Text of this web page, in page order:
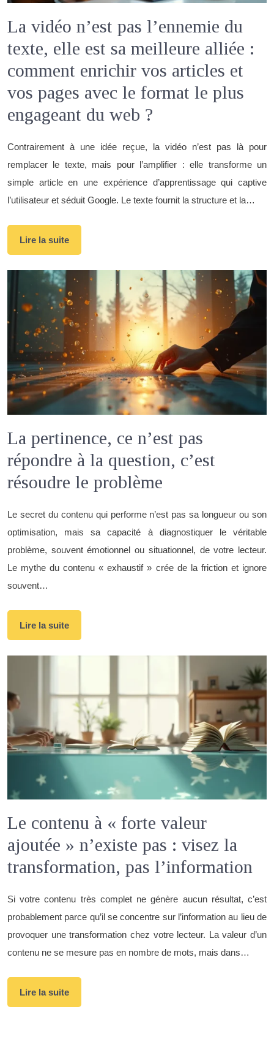
La vidéo n’est pas l’ennemie du
texte, elle est sa meilleure alliée :
comment enrichir vos articles et
vos pages avec le format le plus
engageant du web ?
Contrairement à une idée reçue, la vidéo n’est pas là pour
remplacer le texte, mais pour l’amplifier : elle transforme un
simple article en une expérience d’apprentissage qui captive
l’utilisateur et séduit Google. Le texte fournit la structure et la…
Lire la suite
La pertinence, ce n’est pas
répondre à la question, c’est
résoudre le problème
Le secret du contenu qui performe n’est pas sa longueur ou son
optimisation, mais sa capacité à diagnostiquer le véritable
problème, souvent émotionnel ou situationnel, de votre lecteur.
Le mythe du contenu « exhaustif » crée de la friction et ignore
souvent…
Lire la suite
Le contenu à « forte valeur
ajoutée » n’existe pas : visez la
transformation, pas l’information
Si votre contenu très complet ne génère aucun résultat, c’est
probablement parce qu’il se concentre sur l’information au lieu de
provoquer une transformation chez votre lecteur. La valeur d’un
contenu ne se mesure pas en nombre de mots, mais dans…
Lire la suite